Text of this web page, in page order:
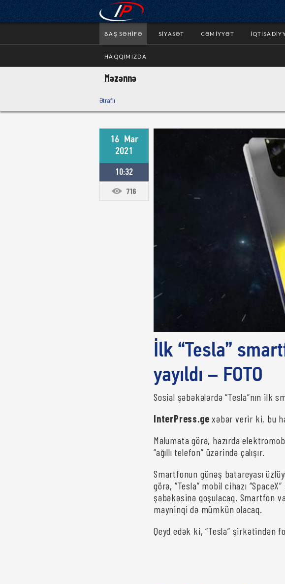
BAŞ SƏHIFƏ SIYASƏT CƏMIYYƏT
HAQQIMIZDA
Məzənnə
Ətraflı
16 Mar
2021
10:32
716
İlk “Tesla”
yayıldı – FOTO
Sosial şəbəkələrdə “Tesla”nın ilk
InterPress.ge xəbər verir ki, bu
Məlumata görə, hazırda
“ağıllı telefon” üzərində çalışır.
Smartfonun günəş batareyası
görə, “Tesla” mobil cihazı
şəbəkəsinə qoşulacaq. Smartfon
mayninqi də mümkün olacaq.
Qeyd edək ki, “Tesla” şirkətindən